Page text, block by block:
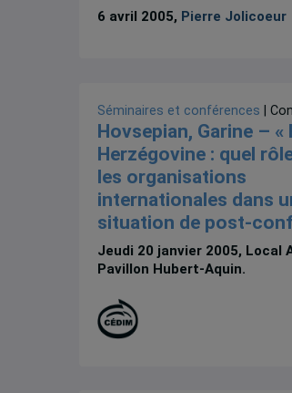
6 avril 2005, Pierre Jolicoeur
Séminaires et conférences |
Hovsepian, Garine – «
Herzégovine : quel
les organisations
internationales dans
situation de post-
Jeudi 20 janvier 2005, Local
Pavillon Hubert-Aquin.